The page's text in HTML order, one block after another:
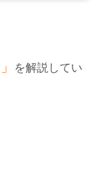
」 を解説してい